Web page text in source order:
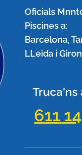
Oficials
Piscines a:
Barcelona,
LLeida i
Truca'ns
611